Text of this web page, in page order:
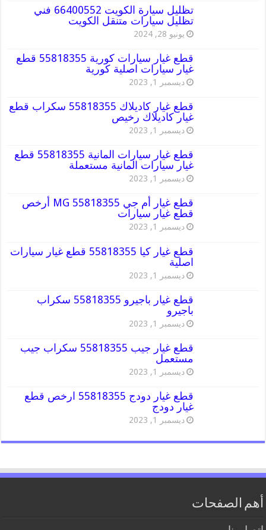
تظليل سيارة الكويت 66400552 فني
تظليل سيارات متنقل الكويت
يونيو 28, 2024
قطع غيار سيارات كورية 55818355 قطع
غيار سيارات اصلية كورية
ديسمبر 1, 2023
قطع غيار كاديلاك 55818355 سكراب قطع
غيار كاديلاك رخيص
ديسمبر 1, 2023
قطع غيار سيارات المانية 55818355 قطع
غيار سيارات المانية مستعملة
ديسمبر 1, 2023
قطع غيار أم جي MG 55818355 أرخص
قطع غيار سيارات
ديسمبر 1, 2023
قطع غيار كيا 55818355 قطع غيار سيارات
اصلية
ديسمبر 1, 2023
قطع غيار باجيرو 55818355 سكراب
باجيرو
ديسمبر 1, 2023
قطع غيار جيب 55818355 سكراب جيب
مستعمل
ديسمبر 1, 2023
قطع غيار دودج 55818355 ارخص قطع
غيار دودج
ديسمبر 1, 2023
أهم الصفحات